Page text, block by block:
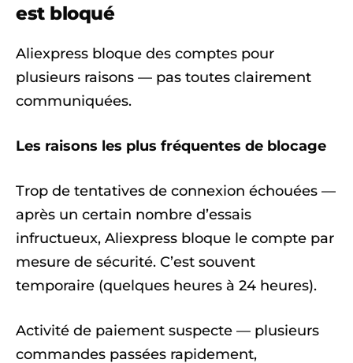
est bloqué
Aliexpress bloque des comptes pour
plusieurs raisons — pas toutes clairement
communiquées.
Les raisons les plus fréquentes de blocage
Trop de tentatives de connexion échouées —
après un certain nombre d’essais
infructueux, Aliexpress bloque le compte par
mesure de sécurité. C’est souvent
temporaire (quelques heures à 24 heures).
Activité de paiement suspecte — plusieurs
commandes passées rapidement,